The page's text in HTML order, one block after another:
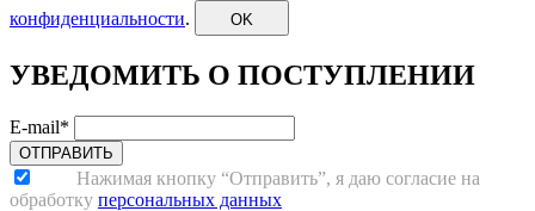
конфиденциальности. OK
УВЕДОМИТЬ О ПОСТУПЛЕНИИ
E-mail*
ОТПРАВИТЬ
Нажимая кнопку “Отправить”, я даю согласие на
обработку персональных данных